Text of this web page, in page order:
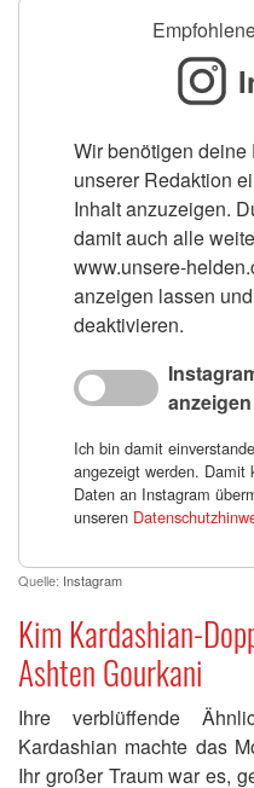
Wir benötigen
unserer Redaktion
Inhalt anzuzeigen.
damit auch alle
www.unsere-
anzeigen lassen
deaktivieren.
anzeigen
Ich bin damit
angezeigt werden. Damit
Daten an Instagram
unseren
Quelle: Instagram
Kim Kardashian-
Ashten Gourkani
Ihre verblüffende
Kardashian machte das
Ihr großer Traum war es,